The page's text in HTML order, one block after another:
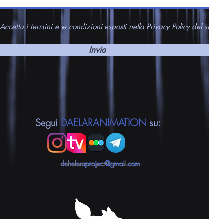
Accetto i termini e le condizioni esposti nella Privacy Policy del
Invia
Segui DAELARANIMATION su:
deheleraproject@gmail.com